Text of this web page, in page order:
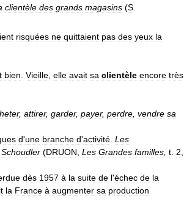
clientèle des grands magasins (S
risquées ne quittaient pas des yeux la
bien Vieille elle avait sa clientèle encore très
, attirer, garder, payer, perdre vendre sa
d'une branche d'activité Les
Schoudler (DRUON Les Grandes familles t 2
dès 1957 à la suite de l'échec de la
la France à augmenter sa production